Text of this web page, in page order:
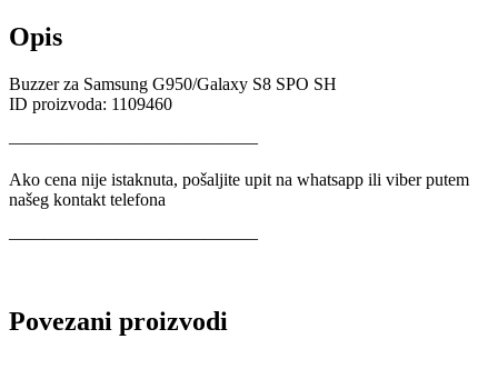
Opis
Buzzer za Samsung G950/Galaxy S8 SPO SH
ID proizvoda: 1109460
——————————————
Ako cena nije istaknuta, pošaljite upit na whatsapp ili viber putem
našeg kontakt telefona
——————————————
Povezani proizvodi